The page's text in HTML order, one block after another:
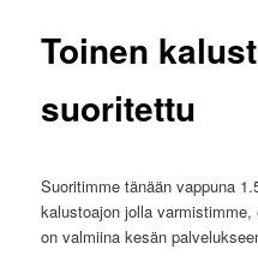
Toinen
suoritettu
Suoritimme tänään vappuna
kalustoajon jolla
on valmiina kesän